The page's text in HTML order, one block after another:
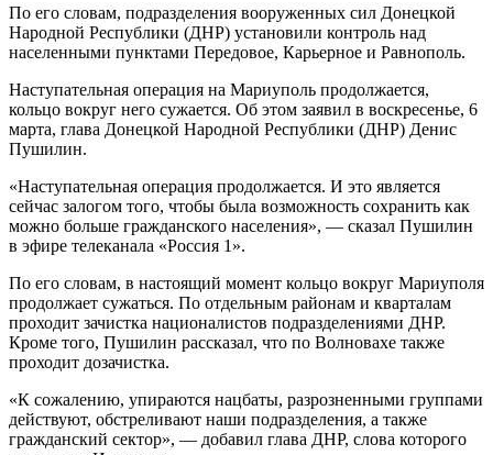
По его словам, подразделения вооруженных сил Донецкой
Народной Республики (ДНР) установили контроль над
населенными пунктами Передовое, Карьерное и Равнополь.
Наступательная операция на Мариуполь продолжается,
кольцо вокруг него сужается. Об этом заявил в воскресенье, 6
марта, глава Донецкой Народной Республики (ДНР) Денис
Пушилин.
«Наступательная операция продолжается. И это является
сейчас залогом того, чтобы была возможность сохранить как
можно больше гражданского населения», — сказал Пушилин
в эфире телеканала «Россия 1».
По его словам, в настоящий момент кольцо вокруг Мариуполя
продолжает сужаться. По отдельным районам и кварталам
проходит зачистка националистов подразделениями ДНР.
Кроме того, Пушилин рассказал, что по Волновахе также
проходит дозачистка.
«К сожалению, упираются нацбаты, разрозненными группами
действуют, обстреливают наши подразделения, а также
гражданский сектор», — добавил глава ДНР, слова которого